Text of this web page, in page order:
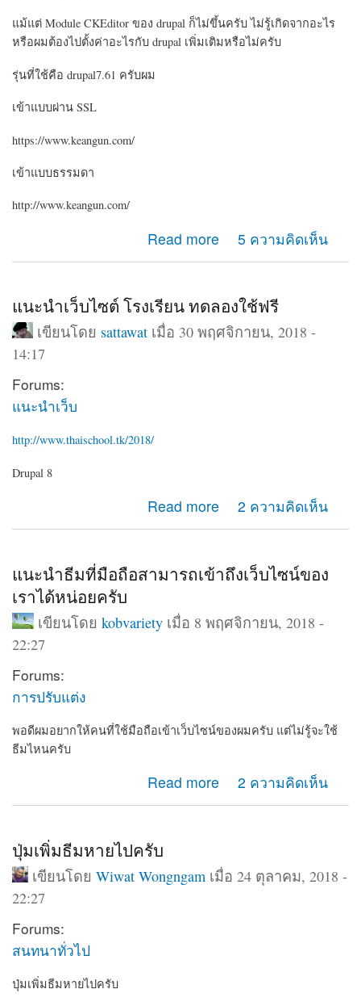
แม้แต่ Module CKEditor ของ drupal ก็ไม่ขึ้นครับ ไม่รู้เกิดจากอะไร
หรือผมต้องไปตั้งค่าอะไรกับ drupal เพิ่มเติมหรือไม่ครับ
รุ่นที่ใช้คือ drupal7.61 ครับผม
เข้าแบบผ่าน SSL
https://www.keangun.com/
เข้าแบบธรรมดา
http://www.keangun.com/
Read more
about ขอคำแนะนำครับ ระหว่างเข้าเว็บด้วย http กับ https
ทำไมเมนูต่างกันครับ
5 ความคิดเห็น
แนะนำเว็บไซต์ โรงเรียน ทดลองใช้ฟรี
เขียนโดย sattawat เมื่อ 30 พฤศจิกายน, 2018 -
14:17
Forums:
แนะนำเว็บ
http://www.thaischool.tk/2018/
Drupal 8
Read more
about แนะนำเว็บไซต์ โรงเรียน ทดลองใช้ฟรี2 ความคิดเห็น
แนะนำธีมที่มือถือสามารถเข้าถึงเว็บไซน์ของ
เราได้หน่อยครับ
เขียนโดย kobvarietyเมื่อ 8 พฤศจิกายน, 2018 -
22:27
Forums:
การปรับแต่ง
พอดีผมอยากให้คนที่ใช้มือถือเข้าเว็บไซน์ของผมครับ แต่ไม่รู้จะใช้
ธีมไหนครับ
Read more
about แนะนำธีมที่มือถือสามารถเข้าถึงเว็บไซน์ของเราได้
หน่อยครับ
2 ความคิดเห็น
ปุ่มเพิ่มธีมหายไปครับ
เขียนโดย Wiwat Wongngam เมื่อ 24 ตุลาคม, 2018 -
22:27
Forums:
สนทนาทั่วไป
ปุ่มเพิ่มธีมหายไปครับ